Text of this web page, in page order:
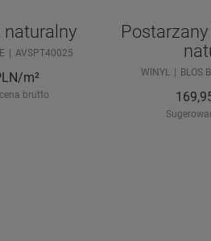
naturalny
AVSPT40025
m²
brutto
WINYL BLOS